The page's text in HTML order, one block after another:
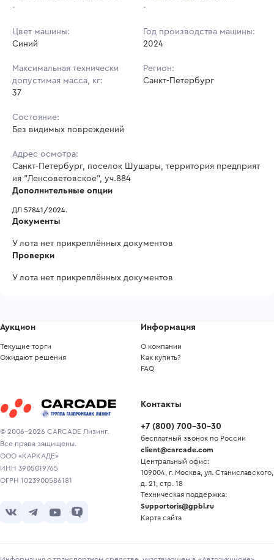
-
-
Цвет машины:
Синий
Год производства машины:
2024
Максимальная технически
допустимая масса, кг:
37
Регион:
Санкт-Петербург
Состояние:
Без видимых повреждений
Адрес осмотра:
Санкт-Петербург, поселок Шушары, территория предприят
ия "Ленсоветовское", уч.884
Дополнительные опции
ДЛ 57841/2024.
Документы
У лота нет прикреплённых документов
Проверки
У лота нет прикреплённых документов
© 2006-2026 CARCADE Лизинг.
Все права защищены.
ООО «КАРКАДЕ»
ИНН 3905019765
ОГРН 1023900586181
Аукцион
Текущие торги
Ожидают решения
Информация
О компании
Как купить?
FAQ
Контакты
+7 (800) 700-30-30
бесплатный звонок по России
client@carcade.com
Центральный офис:
109004, г. Москва, ул. Станиславского,
д. 21, стр. 18
Техническая поддержка:
Supportoris@gpbl.ru
Карта сайта